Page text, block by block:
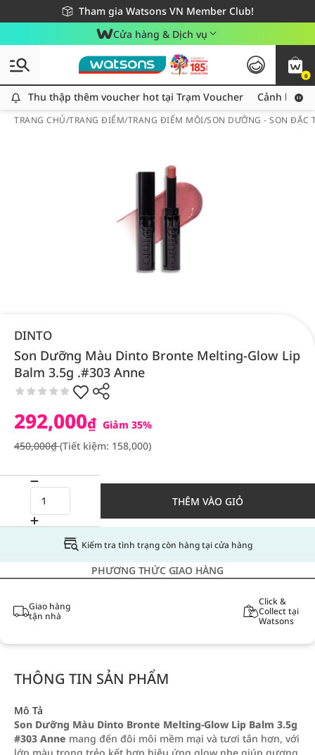
Tham gia Watsons VN Member Club!
Miễn phí giao hàng cho đơn hàng từ 249,000Đ
Giao hàng nhanh 24h - Áp dụng khu vực TP. Hồ Chí Minh
Cửa hàng & Dịch vụ
0
Thu thập thêm voucher hot tại Trạm Voucher
Thu thập thêm voucher hot tại Trạm Voucher Cảnh báo
TRANG CHỦ/TRANG ĐIỂM/TRANG ĐIỂM MÔI/SON DƯỠNG - SON ĐẶC
DINTO
Son Dưỡng Màu Dinto Bronte Melting-Glow Lip
Balm 3.5g .#303 Anne
292,000₫ Giảm 35%
450,000₫(Tiết kiệm: 158,000)
THÊM VÀO GIỎ
Kiểm tra tình trạng còn hàng tại cửa hàng
PHƯƠNG THỨC GIAO HÀNG
Giao hàng
tận nhà
Click &
Collect tại
Watsons
THÔNG TIN SẢN PHẨM
Mô Tả
Son Dưỡng Màu Dinto Bronte Melting-Glow Lip Balm 3.5g
#303 Anne mang đến đôi môi mềm mại và tươi tắn hơn, với